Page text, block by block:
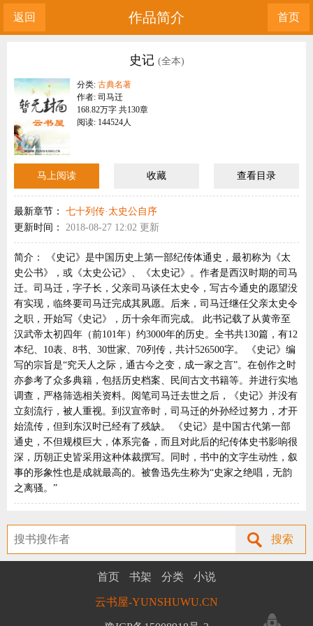
返回 首页
作品简介
史记 (全本)
分类: 古典名著
作者: 司马迁
168.82万字 共130章
阅读: 144524人
马上阅读 收藏 查看目录
最新章节： 七十列传·太史公自序
更新时间： 2018-08-27 12:02 更新
简介：
《史记》是中国历史上第一部纪传体通史，最初称为《太
史公书》，或《太史公记》、《太史记》。作者是西汉时期的司马
迁。司马迁，字子长，父亲司马谈任太史令，写古今通史的愿望没
有实现，临终要司马迁完成其夙愿。后来，司马迁继任父亲太史令
之职，开始写《史记》，历十余年而完成。 此书记载了从黄帝至
汉武帝太初四年（前101年）约3000年的历史。全书共130篇，有12
本纪、10表、8书、30世家、70列传，共计526500字。 《史记》编
写的宗旨是“究天人之际，通古今之变，成一家之言”。在创作之时
亦参考了众多典籍，包括历史档案、民间古文书籍等。并进行实地
调查，严格筛选相关资料。阅笔司马迁去世之后，《史记》并没有
立刻流行，被人重视。到汉宣帝时，司马迁的外孙经过努力，才开
始流传，但到东汉时已经有了残缺。 《史记》是中国古代第一部
通史，不但规模巨大，体系完备，而且对此后的纪传体史书影响很
深，历朝正史皆采用这种体裁撰写。同时，书中的文字生动性，叙
事的形象性也是成就最高的。被鲁迅先生称为“史家之绝唱，无韵
之离骚。”
搜索
首页 书架 分类 小说
云书屋-YUNSHUWU.CN